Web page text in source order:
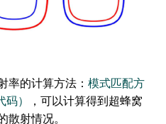
率的计算方法： 模式匹配方
）
，可以计算得到超蜂窝
散射情况。